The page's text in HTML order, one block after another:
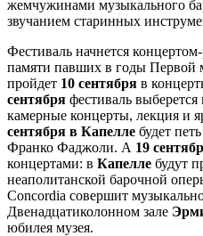
жемчужинами музыкального
звучанием старинных
Фестиваль начнется
памяти павших в годы Первой
пройдет 10 сентября в
сентября фестиваль выберется
камерные концерты, лекция и
сентября в Капелле будет
Франко Фаджоли. А 19
концертами: в Капелле будут
неаполитанской барочной
Concordia совершит
Двенадцатиколонном зале
юбилея музея.